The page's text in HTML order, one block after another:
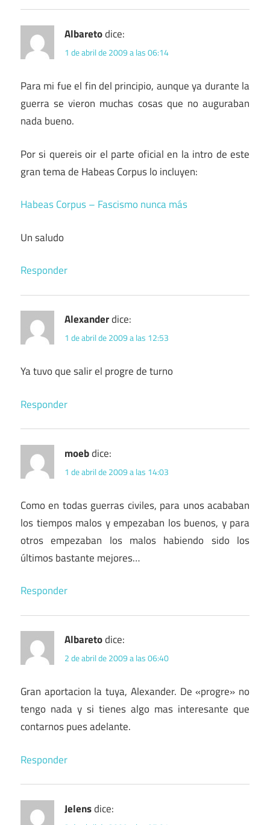
Albaretodice:
1 de abril de 2009 a las 06:14
Para mi fue el fin del principio, aunque ya durante la
guerra se vieron muchas cosas que no auguraban
nada bueno.
Por si quereis oir el parte oficial en la intro de este
gran tema de Habeas Corpus lo incluyen:
Habeas Corpus – Fascismo nunca más
Un saludo
Responder
Alexanderdice:
1 de abril de 2009 a las 12:53
Ya tuvo que salir el progre de turno
Responder
moebdice:
1 de abril de 2009 a las 14:03
Como en todas guerras civiles, para unos acababan
los tiempos malos y empezaban los buenos, y para
otros empezaban los malos habiendo sido los
últimos bastante mejores…
Responder
Albaretodice:
2 de abril de 2009 a las 06:40
Gran aportacion la tuya, Alexander. De «progre» no
tengo nada y si tienes algo mas interesante que
contarnos pues adelante.
Responder
Jelensdice: